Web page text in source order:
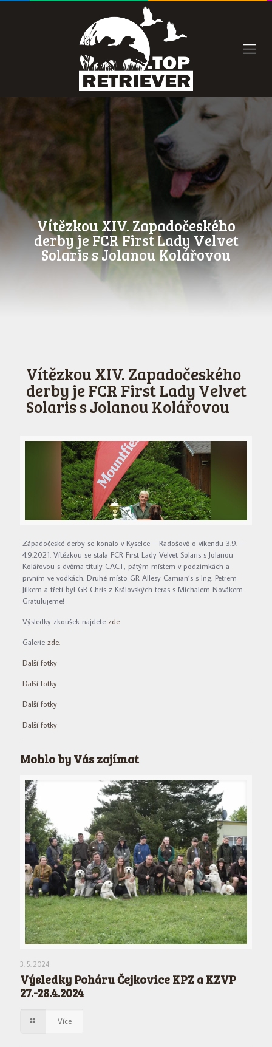
Vítězkou XIV. Zapadočeského
derby je FCR First Lady Velvet
Solaris s Jolanou Kolářovou
Vítězkou XIV. Zapadočeského
derby je FCR First Lady Velvet
Solaris s Jolanou Kolářovou
Západočeské derby se konalo v Kyselce – Radošově o víkendu 3.9. –
4.9.2021. Vítězkou se stala FCR First Lady Velvet Solaris s Jolanou
Kolářovou s dvěma tituly CACT, pátým místem v podzimkách a
prvním ve vodkách. Druhé místo GR Allesy Camian’s s Ing. Petrem
Jílkem a třetí byl GR Chris z Královských teras s Michalem Novákem.
Gratulujeme!
Výsledky zkoušek najdete zde.
Galerie zde.
Další fotky
Další fotky
Další fotky
Další fotky
Mohlo by Vás zajímat
3. 5. 2024
Výsledky Poháru Čejkovice KPZ a KZVP
27.-28.4.2024
Více